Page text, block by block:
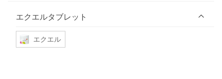
エクエルタブレット
エクエル